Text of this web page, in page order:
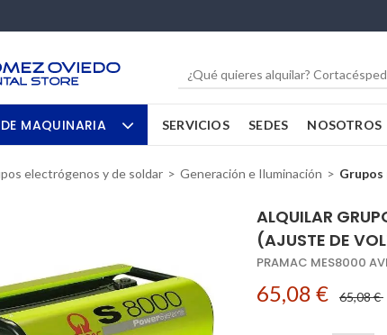
DE MAQUINARIA SERVICIOS SEDES NOSOTROS
electrógenos y de soldar Generación e Iluminación
ALQUILAR
(AJUSTE DE
PRAMAC MES8000
65,08 € 65,08 €